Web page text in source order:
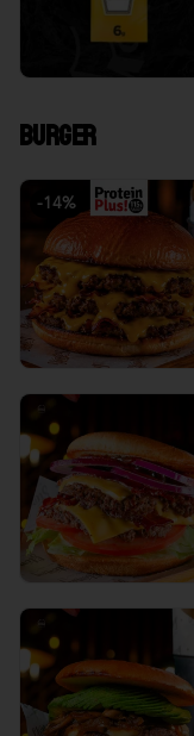
Burger
-14%